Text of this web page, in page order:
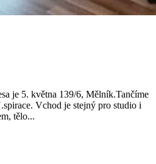
je 5. května 139/6, Mělník.Tančíme
Vchod je stejný pro studio i
tělo...